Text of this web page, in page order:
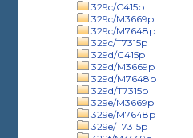
329c/C415p
329c/M3669p
329c/M7648p
329c/T7315p
329d/C415p
329d/M3669p
329d/M7648p
329d/T7315p
329e/M3669p
329e/M7648p
329e/T7315p